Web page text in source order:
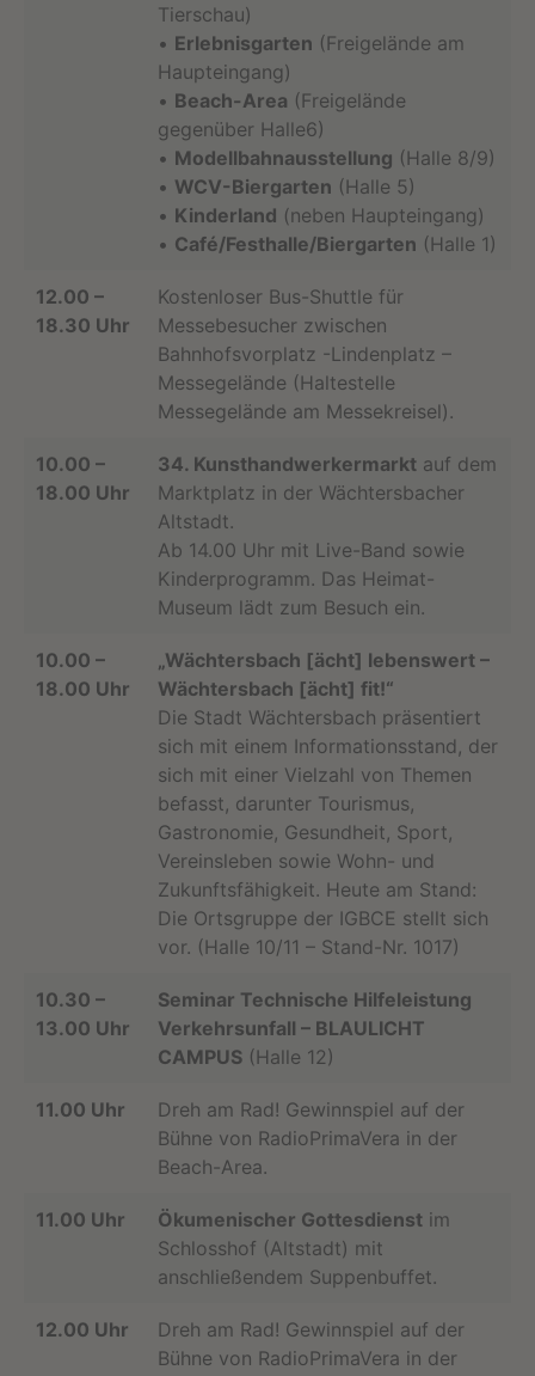
Tierschau)
• Erlebnisgarten (Freigelände am
Haupteingang)
• Beach-Area (Freigelände
gegenüber Halle6)
• Modellbahnausstellung (Halle 8/9)
• WCV-Biergarten (Halle 5)
• Kinderland (neben Haupteingang)
• Café/Festhalle/Biergarten (Halle 1)
12.00 –
18.30 Uhr
Kostenloser Bus-Shuttle für
Messebesucher zwischen
Bahnhofsvorplatz -Lindenplatz –
Messegelände (Haltestelle
Messegelände am Messekreisel).
10.00 –
18.00 Uhr
34. Kunsthandwerkermarkt auf dem
Marktplatz in der Wächtersbacher
Altstadt.
Ab 14.00 Uhr mit Live-Band sowie
Kinderprogramm. Das Heimat-
Museum lädt zum Besuch ein.
10.00 –
18.00 Uhr
„Wächtersbach [ächt] lebenswert –
Wächtersbach [ächt] fit!“
Die Stadt Wächtersbach präsentiert
sich mit einem Informationsstand, der
sich mit einer Vielzahl von Themen
befasst, darunter Tourismus,
Gastronomie, Gesundheit, Sport,
Vereinsleben sowie Wohn- und
Zukunftsfähigkeit. Heute am Stand:
Die Ortsgruppe der IGBCE stellt sich
vor. (Halle 10/11 – Stand-Nr. 1017)
10.30 –
13.00 Uhr
Seminar Technische Hilfeleistung
Verkehrsunfall – BLAULICHT
CAMPUS (Halle 12)
11.00 Uhr
Dreh am Rad! Gewinnspiel auf der
Bühne von RadioPrimaVera in der
Beach-Area.
11.00 Uhr Ökumenischer Gottesdienst im
Schlosshof (Altstadt) mit
anschließendem Suppenbuffet.
12.00 Uhr
Dreh am Rad! Gewinnspiel auf der
Bühne von RadioPrimaVera in der